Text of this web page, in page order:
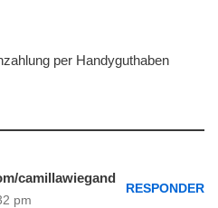
per Handyguthaben
camillawiegand
pm
RESPONDER